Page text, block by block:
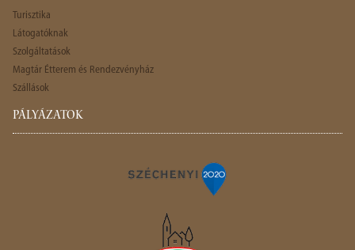
Turisztika
Látogatóknak
Szolgáltatások
Magtár Étterem és Rendezvényház
Szállások
PÁLYÁZATOK